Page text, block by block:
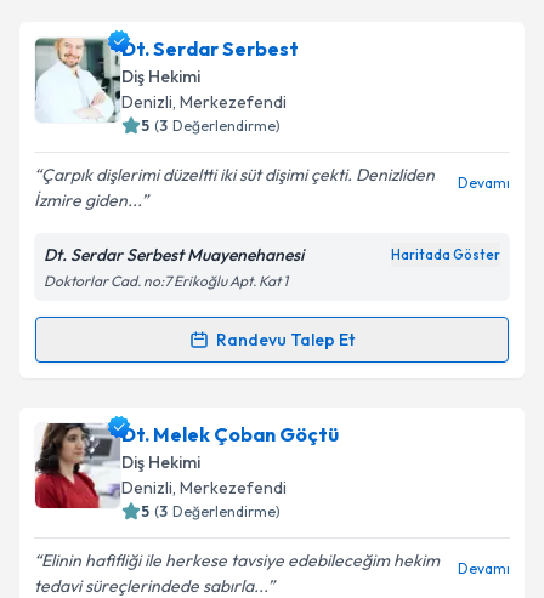
Takvim Talebini Gönder
Dt. Başak Çiftçiiçin randevu takvimi talebi oluşturun.
Size bu uzmandan randevu almanız için bir takvim
hazırlandığında e-posta ile bilgilendireceğiz.
Kişisel verilerimin işlenmesine ilişkin
Aydınlatma
Metni'ni okudum ve kişisel verilerimin belirtilen
kapsamda işlenmesini kabul ediyorum.
Dt. Serdar Serbest
Diş Hekimi
Denizli, Merkezefendi
5 (3 Değerlendirme)
Çarpık dişlerimi düzeltti iki süt dişimi çekti. Denizliden
İzmire giden...
Devamı
Dt. Serdar Serbest Muayenehanesi Haritada Göster
Doktorlar Cad. no:7 Erikoğlu Apt. Kat 1
Randevu Talep Et
Randevu Takvimi Talebi
Dt. Serdar Serbestiçin randevu takvimi talebi
oluşturun. Size bu uzmandan randevu almanız için bir
takvim hazırlandığında e-posta ile bilgilendireceğiz.
Dt. Melek Çoban Göçtü
Diş Hekimi
Denizli, Merkezefendi
5 (3 Değerlendirme)
Elinin hafifliği ile herkese tavsiye edebileceğim hekim
tedavi süreçlerindede sabırla...
Devamı